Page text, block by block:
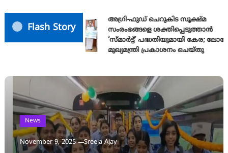
Flash Story
അഗ്രി-ഫുഡ് ചെറുകിട സൂക്ഷ്മ
സംരംഭങ്ങളെ ശക്തിപ്പെടുത്താന്‍
‘സ്മാര്‍ട്ട്’ പദ്ധതിയുമായി കേര;
മുഖ്യമന്ത്രി പ്രകാശനം ചെയ്തു
News
November 9, 2025 Sreeja Ajay